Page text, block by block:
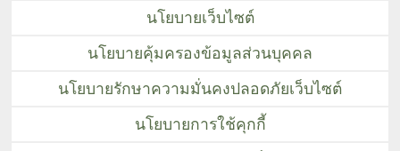
นโยบายเว็บไซต์
นโยบายคุ้มครองข้อมูลส่วนบุคคล
นโยบายรักษาความมั่นคงปลอดภัยเว็บไซต์
นโยบายการใช้คุกกี้